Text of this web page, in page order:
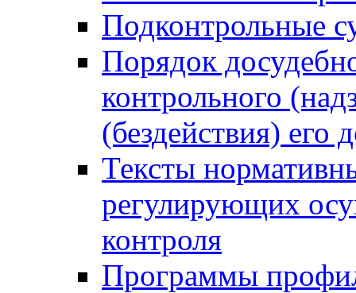
Подконтрольные
Порядок
контрольного
(бездействия)
Тексты
регулирующих
контроля
Программы